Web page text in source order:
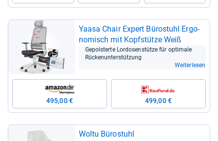
Yaasa Chair Expert Büro­stuhl Ergo­
no­misch mit Kopf­stütze Weiß
Gepols­terte Lordo­sen­stütze für opti­male
Rücken­un­ter­stüt­zung
Weiterlesen
495,00 € 499,00 €
Woltu Büro­stuhl